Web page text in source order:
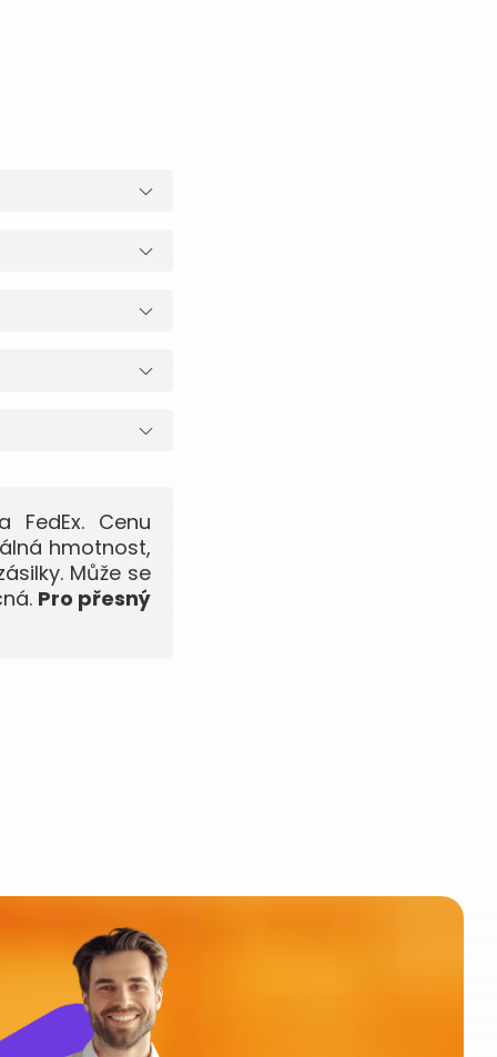
Cenu
hmotnost,
Může se
Pro přesný